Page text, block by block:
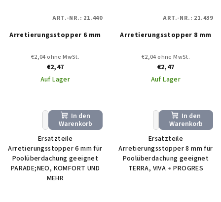
Arretierungsstopper 6 mm
€2,04 ohne MwSt.
€2,47
Auf Lager
In den
Warenkorb
Ersatzteile
Arretierungsstopper 6 mm für
Poolüberdachung geeignet
PARADE;NEO, KOMFORT UND
MEHR
ART.-NR.: 21.440
Arretierungsstopper 8 mm
€2,04 ohne MwSt.
€2,47
Auf Lager
In den
Warenkorb
Ersatzteile
Arretierungsstopper 8 mm für
Poolüberdachung geeignet
TERRA, VIVA + PROGRES
ART.-NR.: 21.439